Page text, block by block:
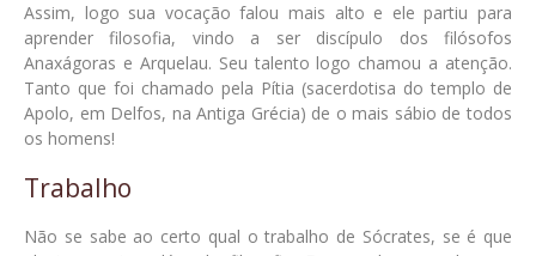
Assim, logo sua vocação falou mais alto e ele partiu para
aprender filosofia, vindo a ser discípulo dos filósofos
Anaxágoras e Arquelau. Seu talento logo chamou a atenção.
Tanto que foi chamado pela Pítia (sacerdotisa do templo de
Apolo, em Delfos, na Antiga Grécia) de o mais sábio de todos
os homens!
Trabalho
Não se sabe ao certo qual o trabalho de Sócrates, se é que